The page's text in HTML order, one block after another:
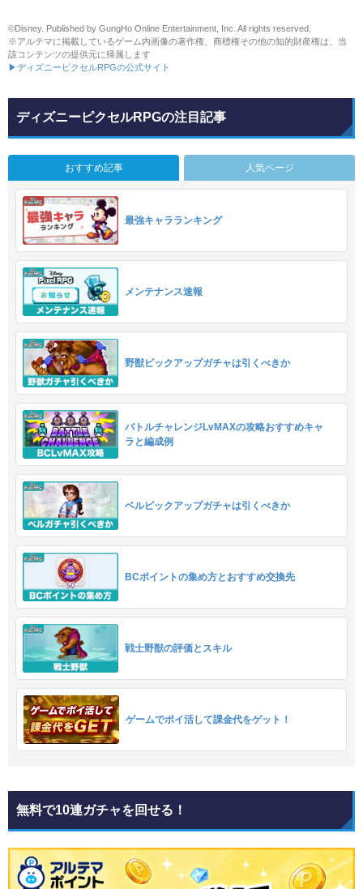
©Disney. Published by GungHo Online Entertainment, Inc. All rights reserved.
※アルテマに掲載しているゲーム内画像の著作権、商標権その他の知的財産権は、当
該コンテンツの提供元に帰属します
▶ディズニーピクセルRPGの公式サイト
ディズニーピクセルRPGの注目記事
おすすめ記事 人気ページ
最強キャラランキング
メンテナンス速報
野獣ピックアップガチャは引くべきか
バトルチャレンジLvMAXの攻略おすすめキャ
ラと編成例
ベルピックアップガチャは引くべきか
BCポイントの集め方とおすすめ交換先
戦士野獣の評価とスキル
ゲームでポイ活して課金代をゲット！
無料で10連ガチャを回せる！